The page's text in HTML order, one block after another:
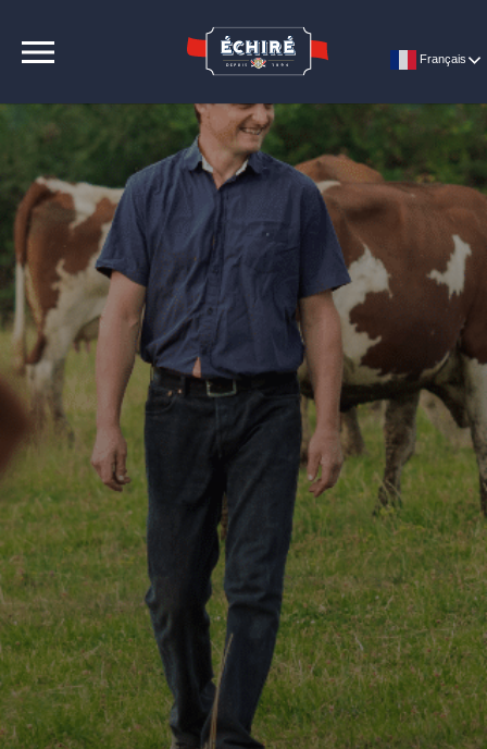
Français
CONTACT